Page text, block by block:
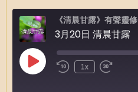
《清晨甘露》有聲靈修
3月20日 清晨甘露
1x